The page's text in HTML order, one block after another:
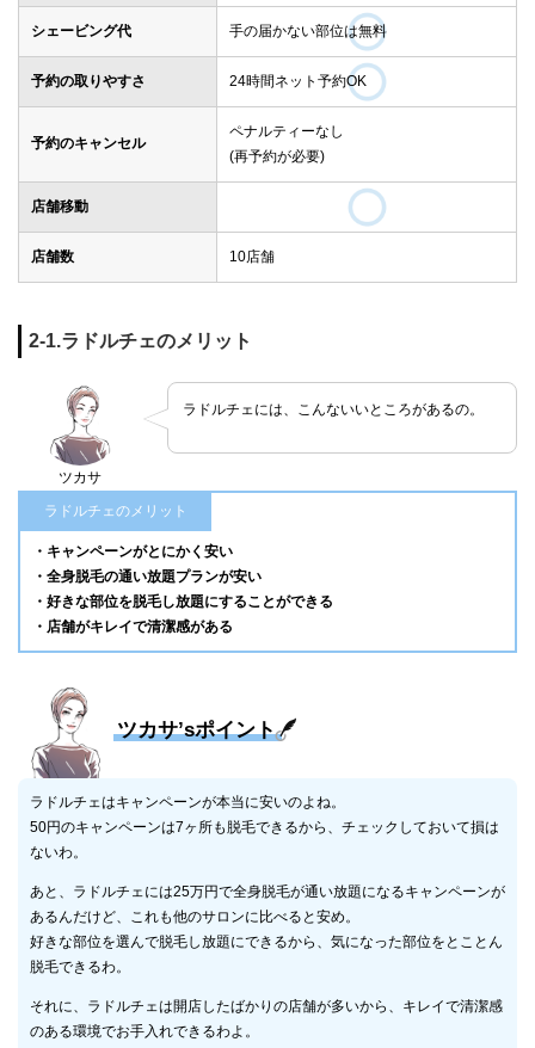
シェービング代 手の届かない部位は無料
予約の取りやすさ 24時間ネット予約OK
予約のキャンセル
ペナルティーなし
(再予約が必要)
店舗移動
店舗数 10店舗
2-1.ラドルチェのメリット
ツカサ
ラドルチェには、こんないいところがあるの。
ラドルチェのメリット
・キャンペーンがとにかく安い
・全身脱毛の通い放題プランが安い
・好きな部位を脱毛し放題にすることができる
・店舗がキレイで清潔感がある
ツカサ’sポイント
ラドルチェはキャンペーンが本当に安いのよね。
50円のキャンペーンは7ヶ所も脱毛できるから、チェックしておいて損は
ないわ。
あと、ラドルチェには25万円で全身脱毛が通い放題になるキャンペーンが
あるんだけど、これも他のサロンに比べると安め。
好きな部位を選んで脱毛し放題にできるから、気になった部位をとことん
脱毛できるわ。
それに、ラドルチェは開店したばかりの店舗が多いから、キレイで清潔感
のある環境でお手入れできるわよ。